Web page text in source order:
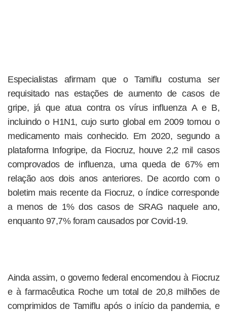
Especialistas afirmam que o Tamiflu costuma ser
requisitado nas estações de aumento de casos de
gripe, já que atua contra os vírus influenza A e B,
incluindo o H1N1, cujo surto global em 2009 tornou o
medicamento mais conhecido. Em 2020, segundo a
plataforma Infogripe, da Fiocruz, houve 2,2 mil casos
comprovados de influenza, uma queda de 67% em
relação aos dois anos anteriores. De acordo com o
boletim mais recente da Fiocruz, o índice corresponde
a menos de 1% dos casos de SRAG naquele ano,
enquanto 97,7% foram causados por Covid-19.
Ainda assim, o governo federal encomendou à Fiocruz
e à farmacêutica Roche um total de 20,8 milhões de
comprimidos de Tamiflu após o início da pandemia, e